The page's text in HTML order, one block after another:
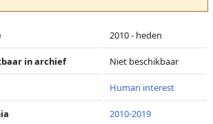
2010 - heden
in archief Niet beschikbaar
Human interest
2010-2019